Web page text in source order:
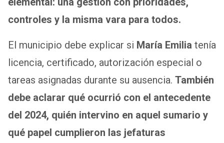
controles y la misma vara para todos.
El municipio debe explicar si María Emilia tenía
licencia, certificado, autorización especial o
tareas asignadas durante su ausencia. También
debe aclarar qué ocurrió con el antecedente
del 2024, quién intervino en aquel sumario y
qué papel cumplieron las jefaturas